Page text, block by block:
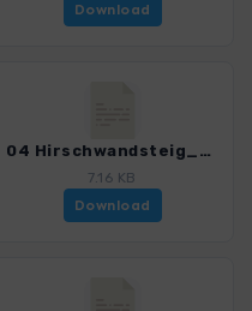
Download
04 Hirschwandsteig_4341_2.gpx
7.16 KB
Download